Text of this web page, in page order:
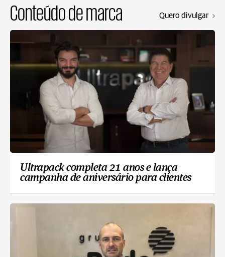
Conteúdo de marca Quero divulgar
Ultrapack completa 21 anos e lança
campanha de aniversário para clientes